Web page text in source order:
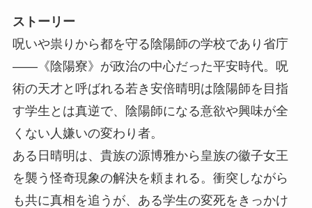
ストーリー
呪いや祟りから都を守る陰陽師の学校であり省庁
――《陰陽寮》が政治の中心だった平安時代。呪
術の天才と呼ばれる若き安倍晴明は陰陽師を目指
す学生とは真逆で、陰陽師になる意欲や興味が全
くない人嫌いの変わり者。
ある日晴明は、貴族の源博雅から皇族の徽子女王
を襲う怪奇現象の解決を頼まれる。衝突しながら
も共に真相を追うが、ある学生の変死をきっかけ